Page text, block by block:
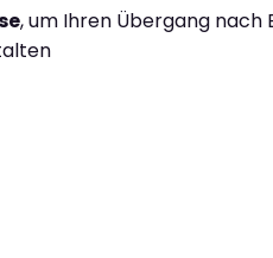
, um Ihren Übergang nach